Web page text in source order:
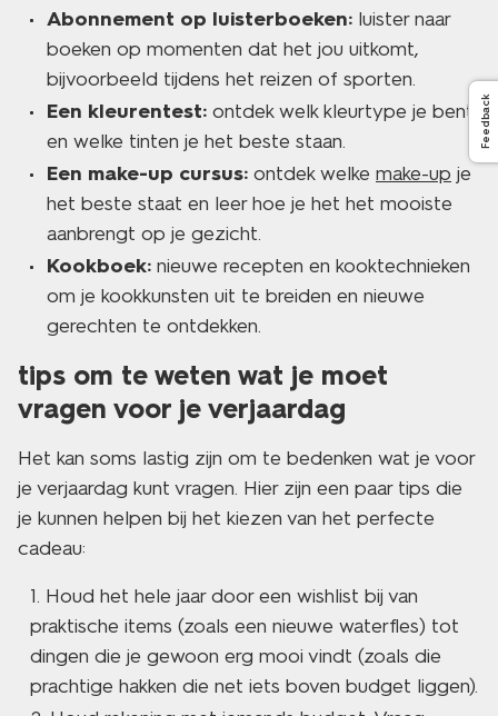
Abonnement op luisterboeken: luister naar
boeken op momenten dat het jou uitkomt,
bijvoorbeeld tijdens het reizen of sporten.
Een kleurentest: ontdek welk kleurtype je bent
en welke tinten je het beste staan.
Een make-up cursus: ontdek welke make-up je
het beste staat en leer hoe je het het mooiste
aanbrengt op je gezicht.
Kookboek: nieuwe recepten en kooktechnieken
om je kookkunsten uit te breiden en nieuwe
gerechten te ontdekken.
tips om te weten wat je moet
vragen voor je verjaardag
Het kan soms lastig zijn om te bedenken wat je voor
je verjaardag kunt vragen. Hier zijn een paar tips die
je kunnen helpen bij het kiezen van het perfecte
cadeau:
Houd het hele jaar door een wishlist bij van
praktische items (zoals een nieuwe waterfles) tot
dingen die je gewoon erg mooi vindt (zoals die
prachtige hakken die net iets boven budget liggen).
Feedback